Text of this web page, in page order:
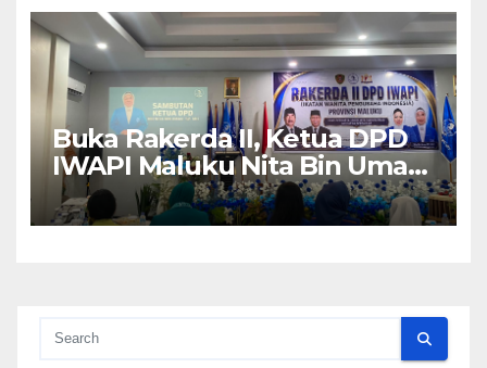
Buka Rakerda II, Ketua DPD
IWAPI Maluku Nita Bin Umar:
Perempuan Pengusaha Pilar
Penggerak UMKM